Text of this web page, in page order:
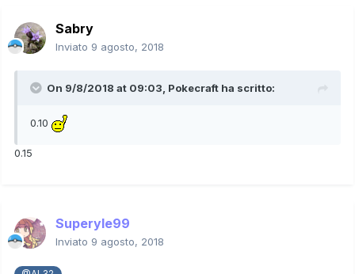
Sabry
Inviato 9 agosto, 2018
On 9/8/2018 at 09:03, Pokecraft ha scritto:
0.10
0.15
Superyle99
Inviato 9 agosto, 2018